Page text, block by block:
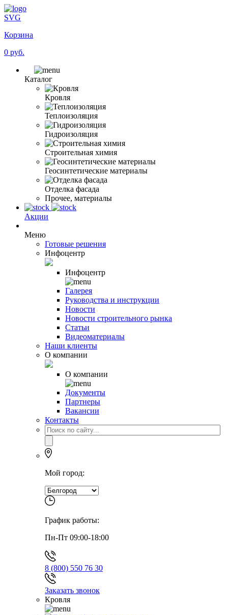
SVG
Корзина
0 руб.
Каталог
Кровля
Теплоизоляция
Гидроизоляция
Строительная химия
Геосинтетические материалы
Отделка фасада
Прочее, материалы
Акции
Меню
Готовые решения
Инфоцентр
Инфоцентр
Галерея
Руководства и инструкции
Новости
Новости строительного рынка
Статьи
Видеоматериалы
Наши клиенты
О компании
О компании
Документы
Партнеры
Вакансии
Контакты
Мой город:
График работы:
Пн-Пт 09:00-18:00
8 (800) 550 76 30
Заказать звонок
Кровля